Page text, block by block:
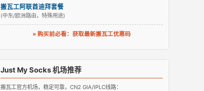
搬瓦工阿联酋迪拜套餐
(中东/欧洲路由，特殊用途)
» 购买前必看：获取最新搬瓦工优惠码
Just My Socks 机场推荐
搬瓦工官方机场，稳定可靠，CN2 GIA/IPLC线路：